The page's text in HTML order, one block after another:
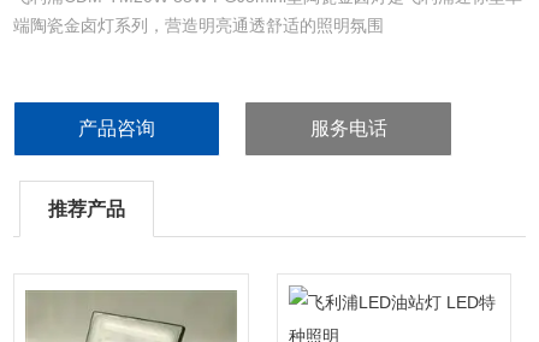
端陶瓷金卤灯系列，营造明亮通透舒适的照明氛围
产品咨询 服务电话
推荐产品